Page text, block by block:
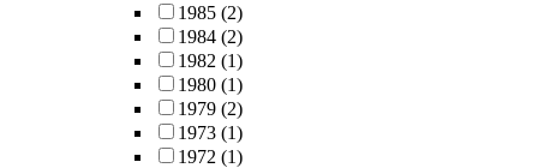
1985 (2)
1984 (2)
1982 (1)
1980 (1)
1979 (2)
1973 (1)
1972 (1)